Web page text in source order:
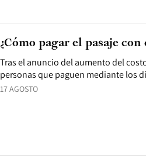
17 AGOSTO
Tras el anuncio del aumento del
personas que paguen mediante los
¿Cómo pagar el pasaje